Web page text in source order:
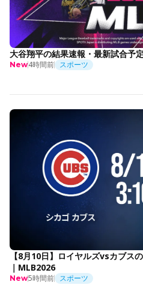
大谷翔平の結果速報・最新試合予
New4時間前 スポーツ
【8月10日】ロイヤルズvsカブス
｜MLB2026
New5時間前 スポーツ